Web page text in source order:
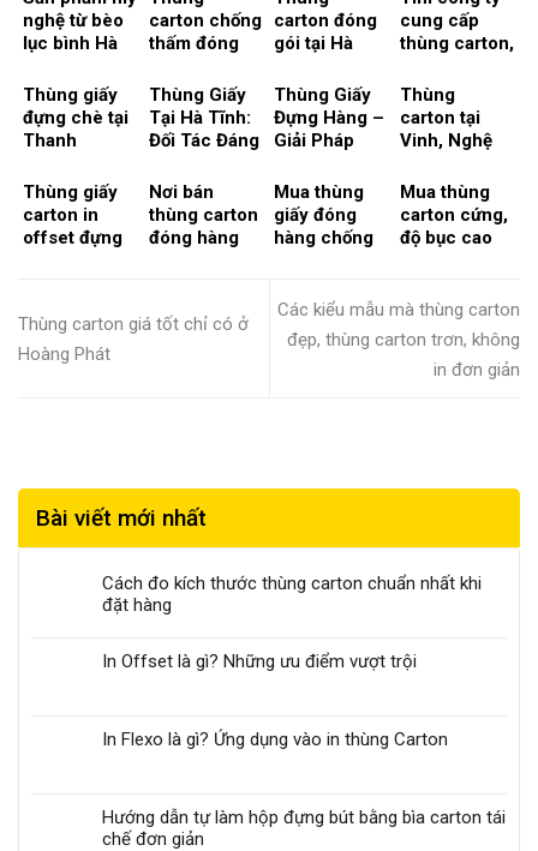
Thiết Kế Tiếp
Cận Thị
thương hiệu
từ hộp giấy
carton
thúc đẩy
ngành công
nghiệp xuất
khẩu
nghệ từ bèo
lục bình Hà
triển, giải
pháp nào để
đóng gói
giấy carton
carton chống
thấm đóng
Sự nổi lên
của Nghệ An,
Hà Tĩnh
trong ngành
thuỷ sản
carton đóng
gói tại Hà
hướng quảng
bá sản phẩm
cung cấp
thùng carton,
Nghệ An, Hà
Tĩnh
Thùng giấy
đựng chè tại
Thanh
Nghệ An
Thùng Giấy
Tại Hà Tĩnh:
Đối Tác Đáng
Đựng Kẹo Cu
Đơ, Cam Và
Các Sản
Phẩm Thủ
Mặc…
Thùng Giấy
Đựng Hàng –
Giải Pháp
Tín tại Nghệ
An, Hà Tĩnh
và Quảng
Bình
Thùng
carton tại
Vinh, Nghệ
vùng lân cận
Hà Tĩnh,
Quảng Bình…
Thùng giấy
carton in
offset đựng
Nơi bán
thùng carton
đóng hàng
Nai, Bình
Mua thùng
giấy đóng
hàng chống
tại Tp.HCM,
Đồng Nai,
Bình Dương,
Mua thùng
carton cứng,
độ bục cao
Long An, Tây
Ninh, Bình
Dương, Đồng
Thùng carton giá tốt chỉ có ở
Hoàng Phát
Các kiểu mẫu mà thùng carton
đẹp, thùng carton trơn, không
in đơn giản
Bài viết mới nhất
Cách đo kích thước thùng carton chuẩn nhất khi
đặt hàng
In Offset là gì? Những ưu điểm vượt trội
In Flexo là gì? Ứng dụng vào in thùng Carton
Hướng dẫn tự làm hộp đựng bút bằng bìa carton tái
chế đơn giản